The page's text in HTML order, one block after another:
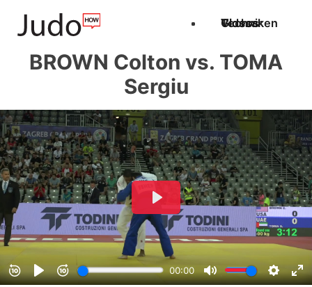
Techniken
Videos
Glossar
BROWN Colton vs. TOMA
Sergiu